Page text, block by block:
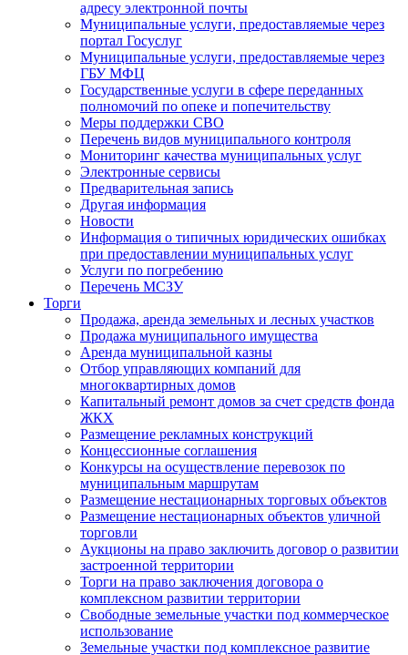
адресу электронной почты
Муниципальные услуги, предоставляемые через
портал Госуслуг
Муниципальные услуги, предоставляемые через
ГБУ МФЦ
Государственные услуги в сфере переданных
полномочий по опеке и попечительству
Меры поддержки СВО
Перечень видов муниципального контроля
Мониторинг качества муниципальных услуг
Электронные сервисы
Предварительная запись
Другая информация
Новости
Информация о типичных юридических ошибках
при предоставлении муниципальных услуг
Услуги по погребению
Перечень МСЗУ
Торги
Продажа, аренда земельных и лесных участков
Продажа муниципального имущества
Аренда муниципальной казны
Отбор управляющих компаний для
многоквартирных домов
Капитальный ремонт домов за счет средств фонда
ЖКХ
Размещение рекламных конструкций
Концессионные соглашения
Конкурсы на осуществление перевозок по
муниципальным маршрутам
Размещение нестационарных торговых объектов
Размещение нестационарных объектов уличной
торговли
Аукционы на право заключить договор о развитии
застроенной территории
Торги на право заключения договора о
комплексном развитии территории
Свободные земельные участки под коммерческое
использование
Земельные участки под комплексное развитие